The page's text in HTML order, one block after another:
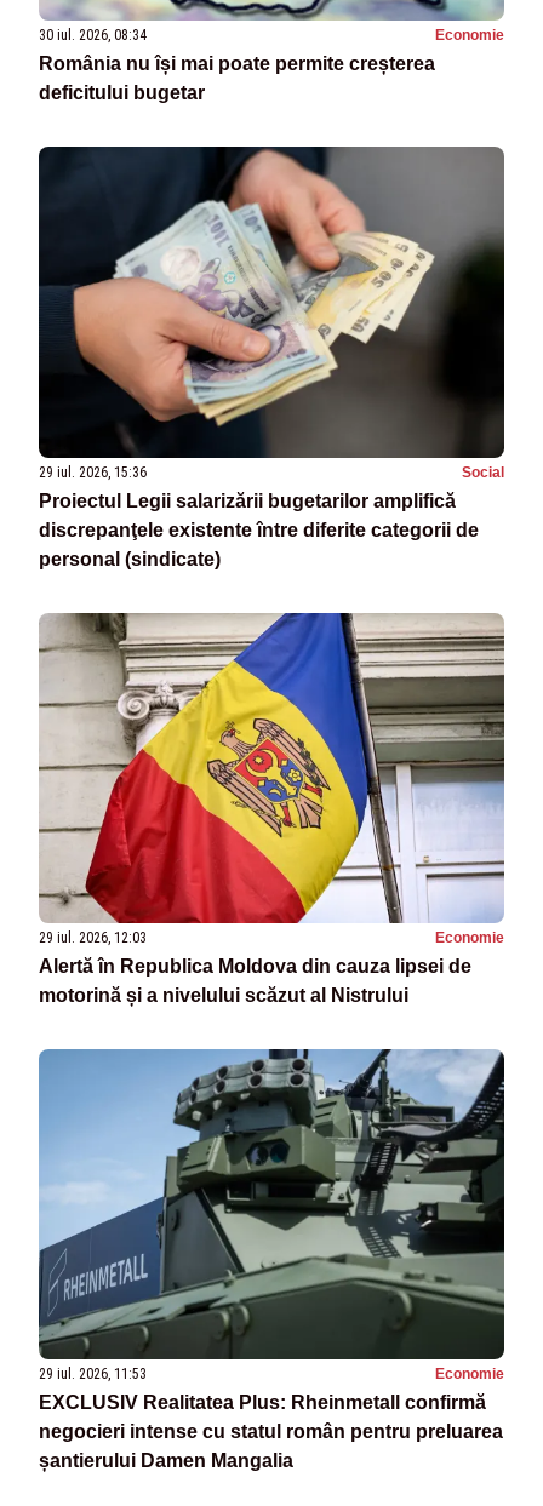
30 iul. 2026, 08:34 Economie
România nu își mai poate permite creșterea
deficitului bugetar
29 iul. 2026, 15:36 Social
Proiectul Legii salarizării bugetarilor amplifică
discrepanţele existente între diferite categorii de
personal (sindicate)
29 iul. 2026, 12:03 Economie
Alertă în Republica Moldova din cauza lipsei de
motorină și a nivelului scăzut al Nistrului
29 iul. 2026, 11:53 Economie
EXCLUSIV Realitatea Plus: Rheinmetall confirmă
negocieri intense cu statul român pentru preluarea
șantierului Damen Mangalia